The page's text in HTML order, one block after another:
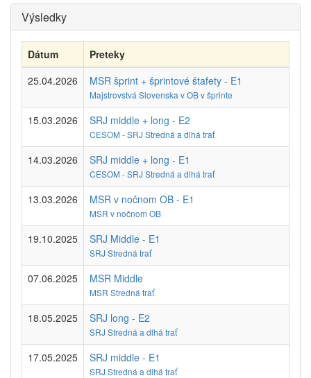
Výsledky
Dátum
Preteky
25.04.2026
MSR šprint + šprintové štafety - E1
Majstrovstvá Slovenska v OB v šprinte
15.03.2026 SRJ middle + long - E2
CESOM - SRJ Stredná a dlhá trať
14.03.2026 SRJ middle + long - E1
CESOM - SRJ Stredná a dlhá trať
13.03.2026 MSR v nočnom OB - E1
MSR v nočnom OB
19.10.2025 SRJ Middle - E1
SRJ Stredná trať
07.06.2025 MSR Middle
MSR Stredná trať
18.05.2025 SRJ long - E2
SRJ Stredná a dlhá trať
17.05.2025 SRJ middle - E1
SRJ Stredná a dlhá trať